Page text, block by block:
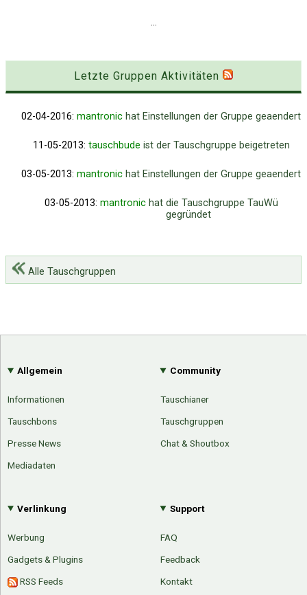
...
Letzte Gruppen Aktivitäten
02-04-2016: mantronic hat Einstellungen der Gruppe geaendert
11-05-2013: tauschbude ist der Tauschgruppe beigetreten
03-05-2013: mantronic hat Einstellungen der Gruppe geaendert
03-05-2013: mantronichat die Tauschgruppe TauWü
gegründet
Alle Tauschgruppen
Allgemein
Informationen
Tauschbons
Presse News
Mediadaten
Community
Tauschianer
Tauschgruppen
Chat & Shoutbox
Verlinkung
Werbung
Gadgets & Plugins
RSS Feeds
Support
FAQ
Feedback
Kontakt